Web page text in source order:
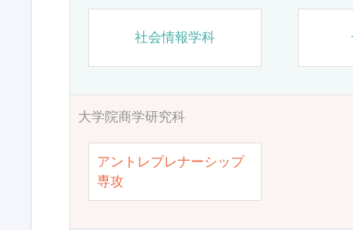
社会情報学科
大学院商学研究科
アントレプレナーシップ
専攻